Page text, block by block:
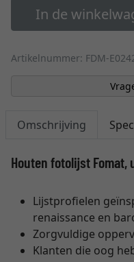
In de
Artikelnummer: FDM-
Omschrijving
Houten fotolijst Fomat,
Lijstprofielen
renaissance en
Zorgvuldige
Klanten die oog